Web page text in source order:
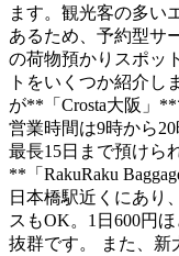
ます。観光客の多い
あるため、予約型サ
の荷物預かりスポッ
トをいくつか紹介し
が**「Crosta大阪」
営業時間は9時から
最長15日まで預けら
**「RakuRaku
日本橋駅近くにあり
スもOK。1日600円
抜群です。 また、新